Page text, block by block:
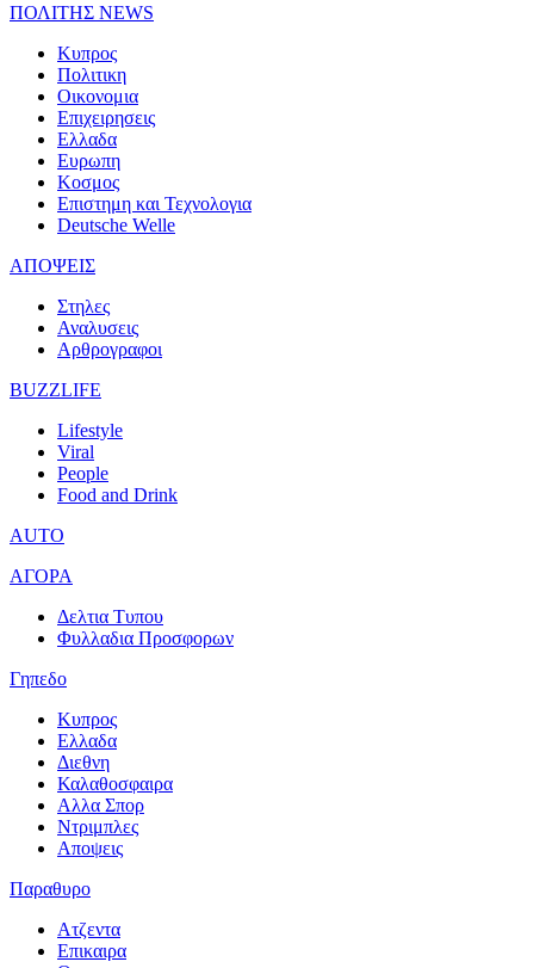
ΠΟΛΙΤΗΣ NEWS
Κυπρος
Πολιτικη
Οικονομια
Επιχειρησεις
Ελλαδα
Ευρωπη
Κοσμος
Επιστημη και Τεχνολογια
Deutsche Welle
ΑΠΟΨΕΙΣ
Στηλες
Αναλυσεις
Αρθρογραφοι
BUZZLIFE
Lifestyle
Viral
People
Food and Drink
AUTO
ΑΓΟΡΑ
Δελτια Τυπου
Φυλλαδια Προσφορων
Γηπεδο
Κυπρος
Ελλαδα
Διεθνη
Καλαθοσφαιρα
Αλλα Σπορ
Ντριμπλες
Αποψεις
Παραθυρο
Ατζεντα
Επικαιρα